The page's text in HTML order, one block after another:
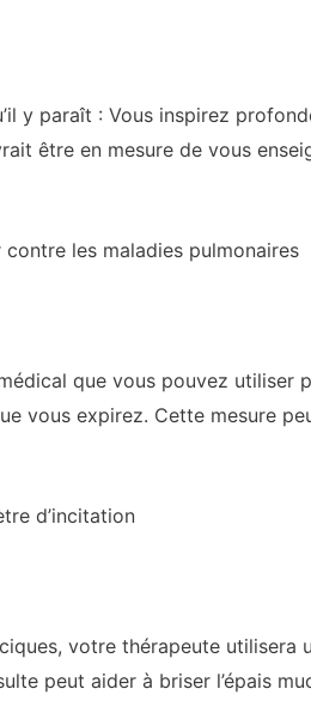
y paraît : Vous inspirez
être en mesure de vous
les maladies pulmonaires
que vous pouvez
vous expirez. Cette mesure
d’incitation
votre thérapeute
peut aider à briser l’épais